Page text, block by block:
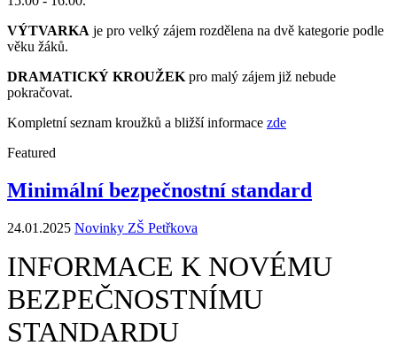
VÝTVARKA je pro velký zájem rozdělena na dvě kategorie podle
věku žáků.
DRAMATICKÝ KROUŽEK pro malý zájem již nebude
pokračovat.
Kompletní seznam kroužků a bližší informace zde
Featured
Minimální bezpečnostní standard
24.01.2025 Novinky ZŠ Petřkova
INFORMACE K NOVÉMU
BEZPEČNOSTNÍMU
STANDARDU